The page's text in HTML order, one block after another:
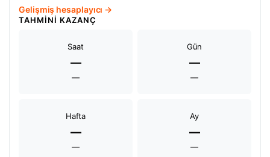
Gelişmiş hesaplayıcı →
TAHMINI KAZANÇ
Saat
—
—
Gün
—
—
Hafta
—
—
Ay
—
—